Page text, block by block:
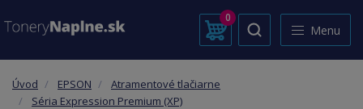
0
Menu
Úvod EPSON
Atramentové tlačiarne
Séria Expression Premium (XP)